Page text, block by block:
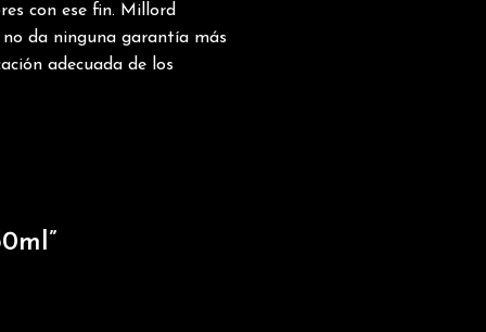
con ese fin. Millord
da ninguna garantía más
adecuada de los